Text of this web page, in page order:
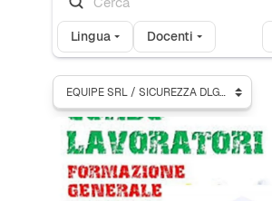
Lingua Docenti
Categorie di corso
Immagine del corso" Formazione